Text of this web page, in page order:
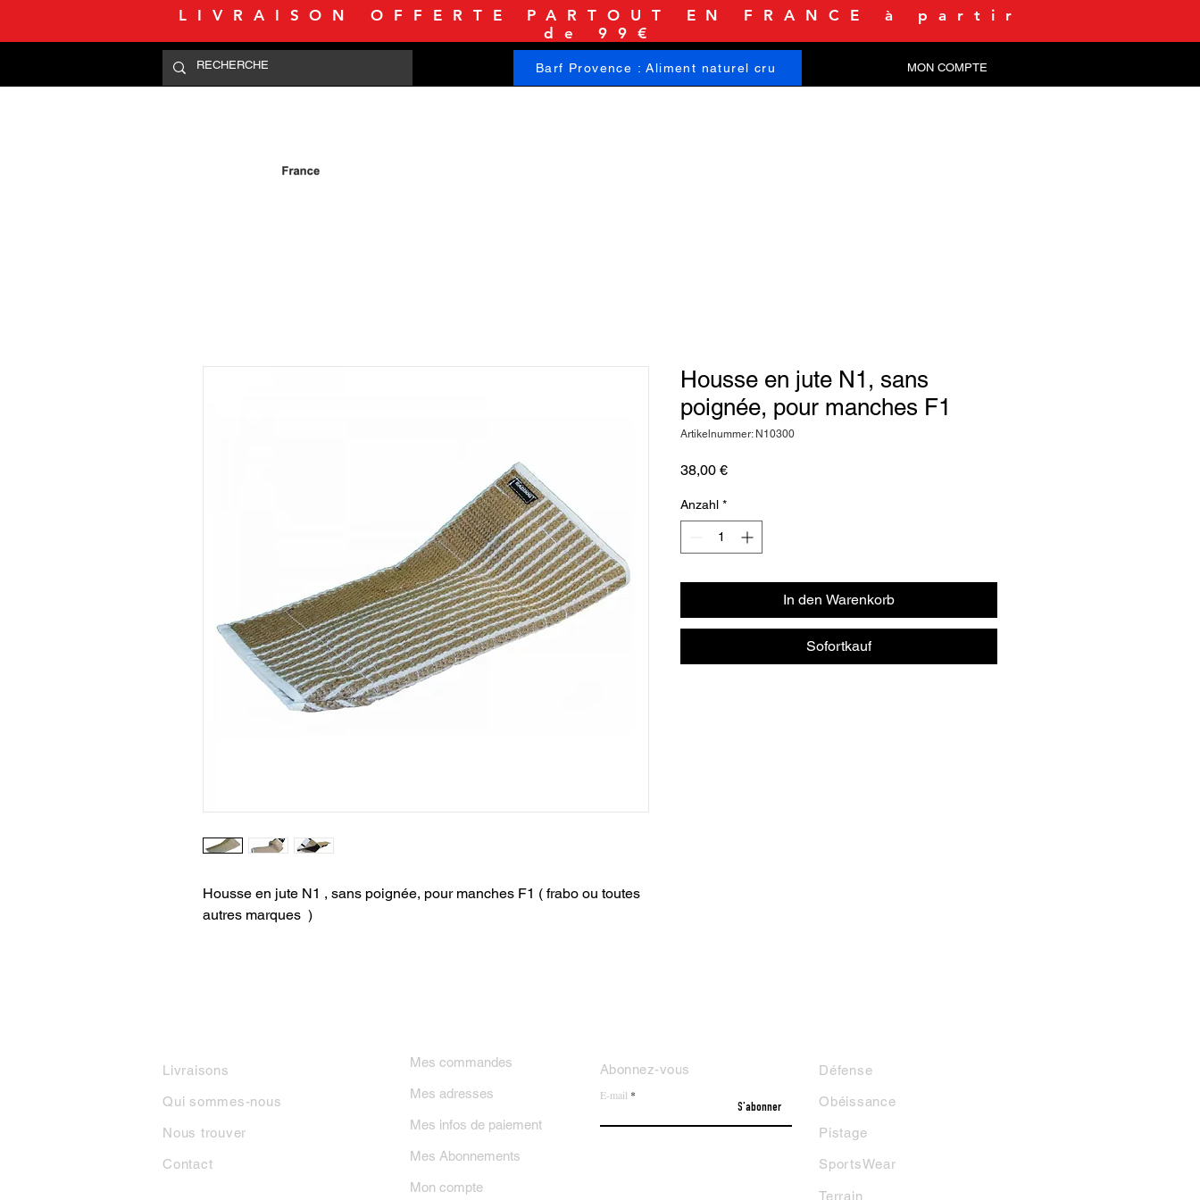
LIVRAISON OFFERTE PARTOUT EN FRANCE à partir
de 99€
Barf Provence : Aliment naturel cru MON COMPTE
Housse en jute N1 , sans poignée, pour manches F1 ( frabo ou toutes
autres marques )
Housse en jute N1, sans
poignée, pour manches F1
Artikelnummer: N10300
38,00 €Preis
Anzahl *
In den Warenkorb
Sofortkauf
Livraisons
Qui sommes-nous
Nous trouver
Contact
Abonnez-vous
E-mail
S'abonner
Défense
Obéissance
Pistage
SportsWear
Terrain
Mes commandes
Mes adresses
Mes infos de paiement
Mes Abonnements
Mon compte